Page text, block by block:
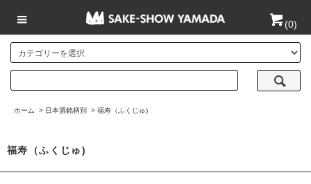
(0)
ホーム > 日本酒銘柄別 > 福寿（ふくじゅ)
福寿（ふくじゅ)